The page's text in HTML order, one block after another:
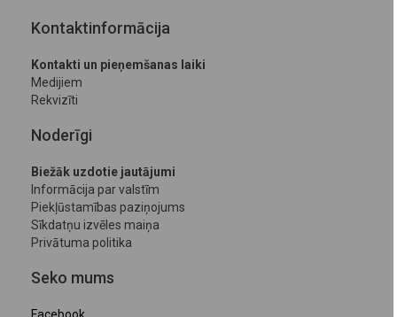
Kontaktinformācija
Kontakti un pieņemšanas laiki
Medijiem
Rekvizīti
Noderīgi
Biežāk uzdotie jautājumi
Informācija par valstīm
Piekļūstamības paziņojums
Sīkdatņu izvēles maiņa
Privātuma politika
Seko mums